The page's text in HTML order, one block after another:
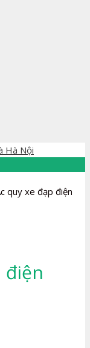
quy xe đạp điện
điện